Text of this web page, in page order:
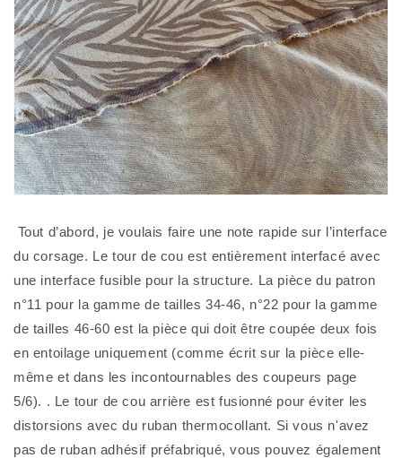
du corsage. Le tour de cou est entièrement interfacé avec
une interface fusible pour la structure. La pièce du patron
n°11 pour la gamme de tailles 34-46, n°22 pour la gamme
de tailles 46-60 est la pièce qui doit être coupée deux fois
en entoilage uniquement (comme écrit sur la pièce elle-
même et dans les incontournables des coupeurs page
5/6). . Le tour de cou arrière est fusionné pour éviter les
distorsions avec du ruban thermocollant. Si vous n'avez
pas de ruban adhésif préfabriqué, vous pouvez également